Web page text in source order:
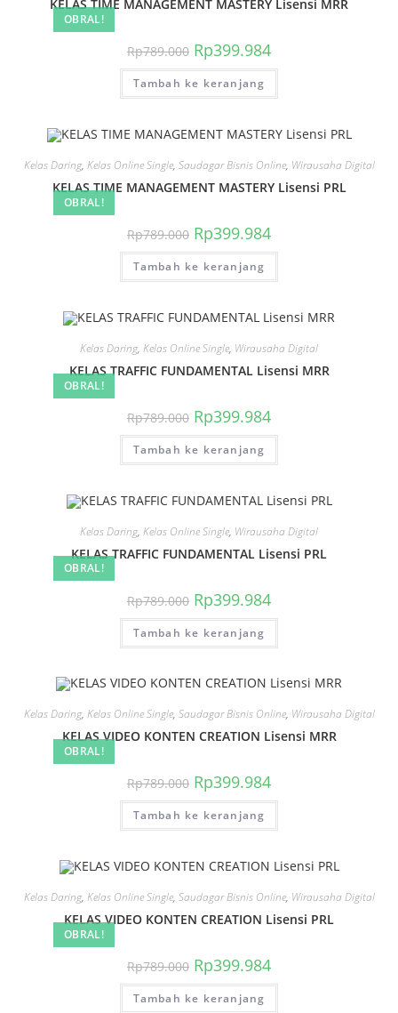
OBRAL!
KELAS TIME MANAGEMENT MASTERY Lisensi MRR
Rp789.000 Harga
aslinya
adalah:
Rp789.000.
Rp399.984saat
ini
Rp399.984.
Tambah ke keranjang
OBRAL!
Kelas Daring, Kelas Online Single, Saudagar Bisnis Online, Wirausaha Digital
KELAS TIME MANAGEMENT MASTERY Lisensi PRL
Rp789.000 Harga
aslinya
adalah:
Rp789.000.
Rp399.984saat
ini
Rp399.984.
Tambah ke keranjang
OBRAL!
Kelas Daring, Kelas Online Single, Wirausaha Digital
KELAS TRAFFIC FUNDAMENTAL Lisensi MRR
Rp789.000 Harga
aslinya
adalah:
Rp789.000.
Rp399.984saat
ini
Rp399.984.
Tambah ke keranjang
OBRAL!
Kelas Daring, Kelas Online Single, Wirausaha Digital
KELAS TRAFFIC FUNDAMENTAL Lisensi PRL
Rp789.000 Harga
aslinya
adalah:
Rp789.000.
Rp399.984saat
ini
Rp399.984.
Tambah ke keranjang
OBRAL!
Kelas Daring, Kelas Online Single, Saudagar Bisnis Online, Wirausaha Digital
KELAS VIDEO KONTEN CREATION Lisensi MRR
Rp789.000 Harga
aslinya
adalah:
Rp789.000.
Rp399.984saat
ini
Rp399.984.
Tambah ke keranjang
OBRAL!
Kelas Daring, Kelas Online Single, Saudagar Bisnis Online, Wirausaha Digital
KELAS VIDEO KONTEN CREATION Lisensi PRL
Rp789.000 Harga
aslinya
adalah:
Rp789.000.
Rp399.984saat
ini
Tambah ke keranjang